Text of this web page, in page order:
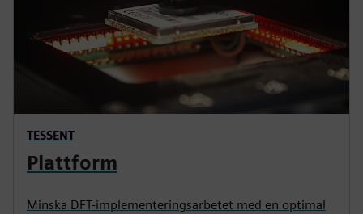
TESSENT
Plattform
Minska DFT-implementeringsarbetet med en optimal